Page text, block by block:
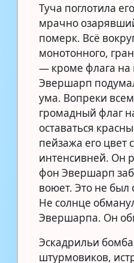
Туча поглотила
мрачно
померк. Всё
монотонного,
— кроме флага на
Эвершарп
ума. Вопреки
громадный флаг
оставаться
пейзажа его цвет
интенсивней. Он
фон Эвершарп
воюет. Это не был
Не солнце
Эвершарпа. Он
Эскадрильи
штурмовиков,